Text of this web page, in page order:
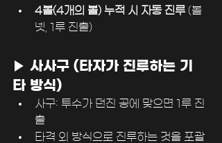
4볼(4개의 볼) 누적 시 자동 진루 (볼
넷, 1루 진출)
﻿▶ 사사구 (타자가 진루하는 기
타 방식)
사구: 투수가 던진 공에 맞으면 1루 진
출
타격 외 방식으로 진루하는 것을 포괄